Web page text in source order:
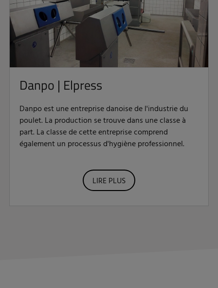
Danpo | Elpress
Danpo est une entreprise danoise de l'industrie du
poulet. La production se trouve dans une classe à
part. La classe de cette entreprise comprend
également un processus d'hygiène professionnel.
LIRE PLUS